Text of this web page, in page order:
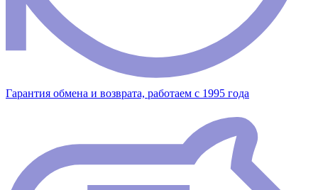
Гарантия обмена и возврата, работаем с 1995 года